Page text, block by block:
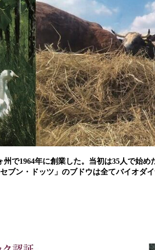
で1964年に創業した。当初は35人で始
ン・ドッツ」のブドウは全てバイオダ